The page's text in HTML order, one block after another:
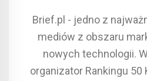
Brief.pl - jedno z
mediów z obszaru
nowych technologii.
organizator Rankingu